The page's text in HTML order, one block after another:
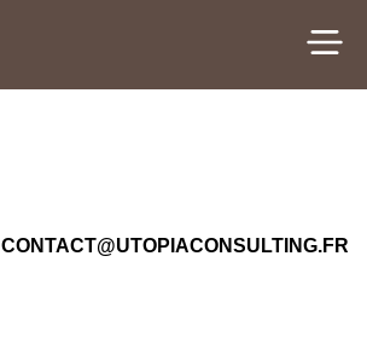
CONTACT@UTOPIACONSULTING.FR